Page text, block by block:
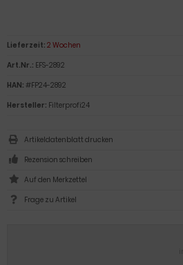
Lieferzeit: 2 Wochen
Art.Nr.: EFS-2892
HAN: #FP24-2892
Hersteller: Filterprofi24
Artikeldatenblatt drucken
Rezension schreiben
Frage zu Artikel